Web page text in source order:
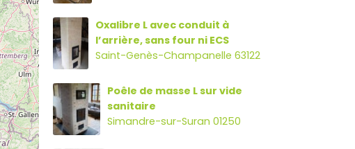
Oxalibre L avec conduit à
l’arrière, sans four ni ECS
Saint-Genès-Champanelle 63122
Poêle de masse L sur vide
sanitaire
Simandre-sur-Suran 01250